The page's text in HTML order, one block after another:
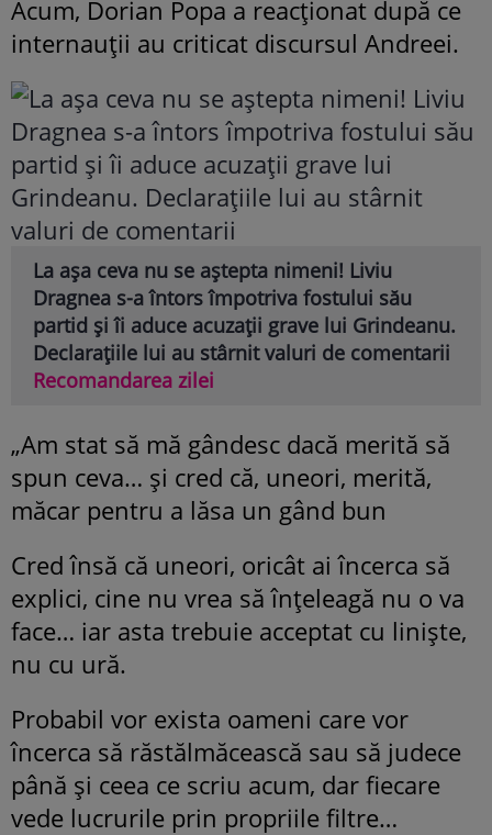
Acum, Dorian Popa a reacționat după ce
internauții au criticat discursul Andreei.
La așa ceva nu se aștepta nimeni! Liviu
Dragnea s-a întors împotriva fostului său
partid și îi aduce acuzații grave lui Grindeanu.
Declarațiile lui au stârnit valuri de comentarii
Recomandarea zilei
„Am stat să mă gândesc dacă merită să
spun ceva… și cred că, uneori, merită,
măcar pentru a lăsa un gând bun
Cred însă că uneori, oricât ai încerca să
explici, cine nu vrea să înțeleagă nu o va
face… iar asta trebuie acceptat cu liniște,
nu cu ură.
Probabil vor exista oameni care vor
încerca să răstălmăcească sau să judece
până și ceea ce scriu acum, dar fiecare
vede lucrurile prin propriile filtre…